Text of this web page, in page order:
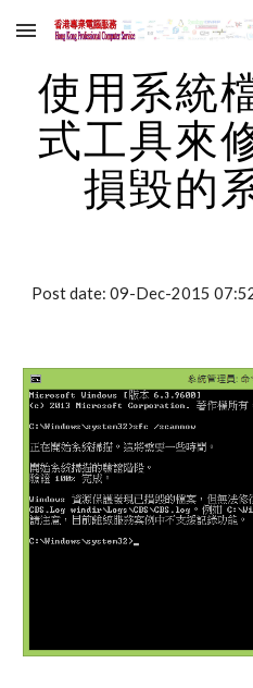
Skip to main content
使用系統
式工具來
損毀的
Post date: 09-Dec-2015